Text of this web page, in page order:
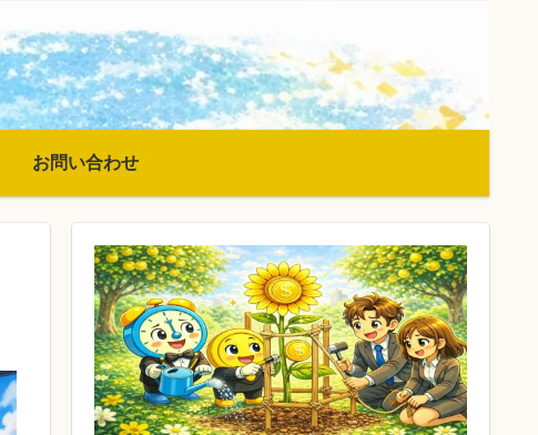
お問い合わせ